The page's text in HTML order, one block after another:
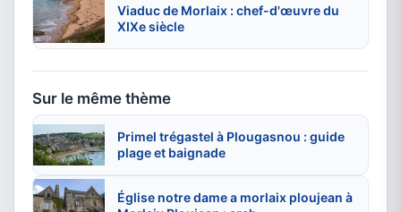
Viaduc de Morlaix : chef-d'œuvre du
XIXe siècle
Sur le même thème
Primel trégastel à Plougasnou : guide
plage et baignade
Église notre dame a morlaix ploujean à